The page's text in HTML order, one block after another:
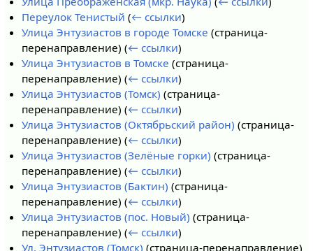
Переулок Тенистый (← ссылки)
Улица Энтузиастов в городе Томске (страница-
перенаправление)(← ссылки)
Улица Энтузиастов в Томске (страница-
перенаправление)(← ссылки)
Улица Энтузиастов (Томск) (страница-
перенаправление)(← ссылки)
Улица Энтузиастов (Октябрьский район) (страница-
перенаправление)(← ссылки)
Улица Энтузиастов (Зелёные горки) (страница-
перенаправление)(← ссылки)
Улица Энтузиастов (Бактин) (страница-
перенаправление)(← ссылки)
Улица Энтузиастов (пос. Новый) (страница-
перенаправление)(← ссылки)
Ул. Энтузиастов (Томск) (страница-перенаправление)